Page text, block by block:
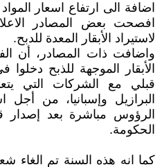
اضافة الى ارتفاع اسعار
افصحت بعض المصادر
لاستيراد الأبقار المعدة للدبح.
واضافت ذات المصادر، أن
الأبقار الموجهة للذبح
قبلي مع الشركات التي
البرازيل وإسبانيا، من
الرؤوس مباشرة بعد إصدار
الحكومة.
كما انه هذه السنة تم الغاء